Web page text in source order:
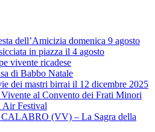
dell’Amicizia domenica 9 agosto
in piazza il 4 agosto
vivente ricadese
di Babbo Natale
dei mastri birrai il 12 dicembre 2025
al Convento dei Frati Minori
Air Festival
(VV) – La Sagra della